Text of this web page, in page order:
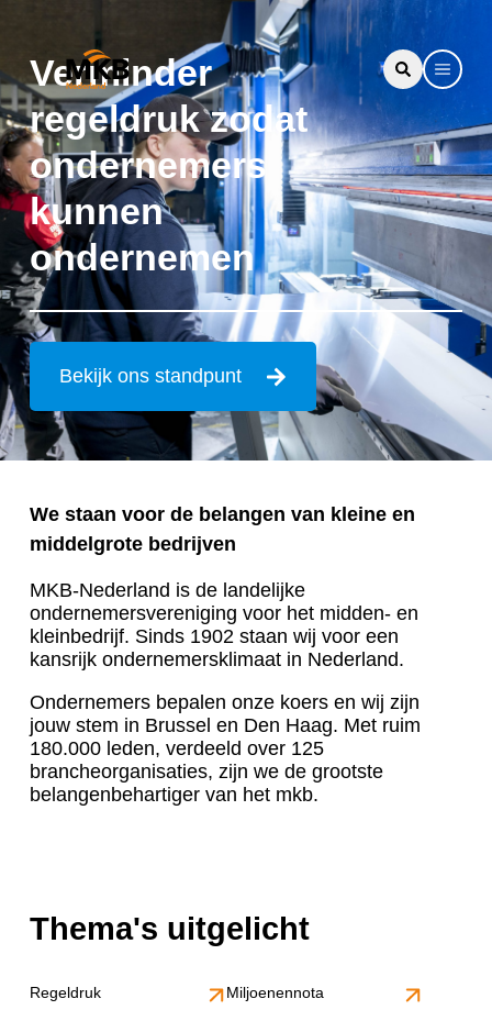
Verminder
regeldruk zodat
ondernemers
kunnen
ondernemen
Bekijk ons standpunt
We staan voor de belangen van kleine en
middelgrote bedrijven
MKB-Nederland is de landelijke
ondernemersvereniging voor het midden- en
kleinbedrijf. Sinds 1902 staan wij voor een
kansrijk ondernemersklimaat in Nederland.
Ondernemers bepalen onze koers en wij zijn
jouw stem in Brussel en Den Haag. Met ruim
180.000 leden, verdeeld over 125
brancheorganisaties, zijn we de grootste
belangenbehartiger van het mkb.
Thema's uitgelicht
Regeldruk Miljoenennota